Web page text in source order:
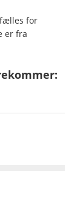
for
er fra